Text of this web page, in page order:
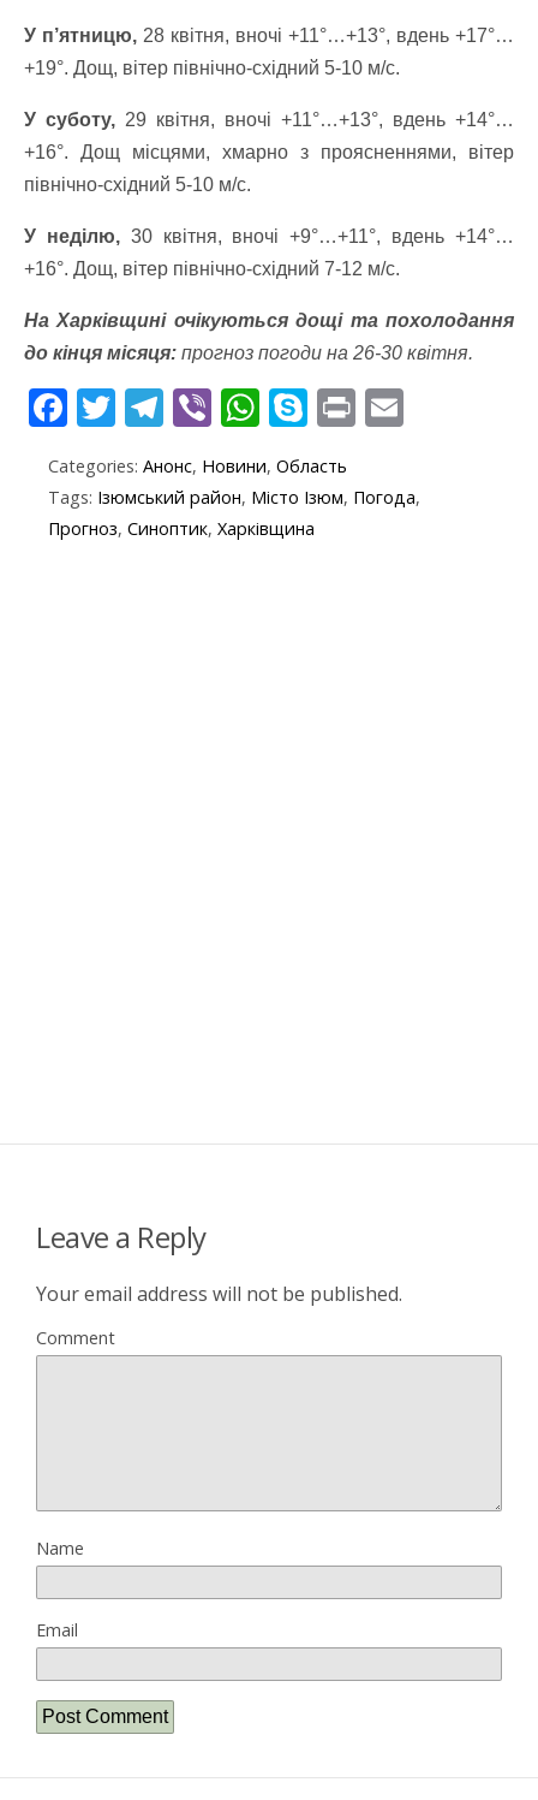
У п’ятницю, 28 квітня, вночі +11°…+13°, вдень +17°…
+19°. Дощ, вітер північно-східний 5-10 м/с.
У суботу, 29 квітня, вночі +11°…+13°, вдень +14°…
+16°. Дощ місцями, хмарно з проясненнями, вітер
північно-східний 5-10 м/с.
У неділю,30 квітня, вночі +9°…+11°, вдень +14°…
+16°. Дощ, вітер північно-східний 7-12 м/с.
На Харківщині очікуються дощі та похолодання
до кінця місяця: прогноз погоди на 26-30 квітня.
F
e
b
T
itt
er
T
e
gr
Vi
er
W
at
s
S
y
p
Pr
t ai
l
Categories: Анонс, Новини, Область
Tags: Ізюмський район, Місто Ізюм, Погода,
Прогноз, Синоптик, Харківщина
Leave a Reply
Your email address will not be published.
Comment
Name
Email